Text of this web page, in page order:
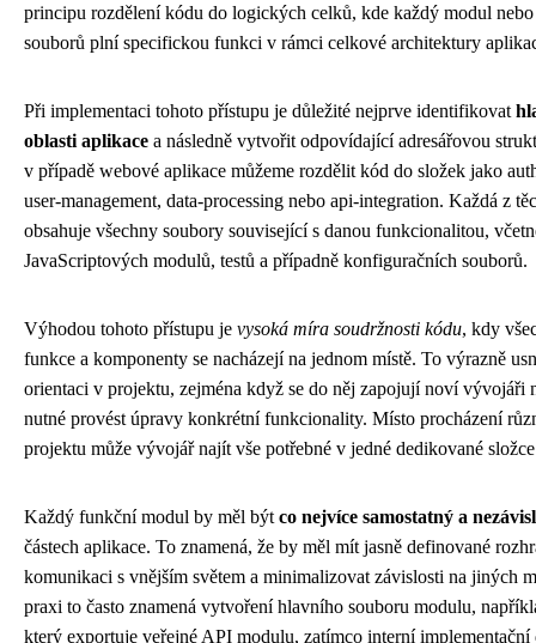
principu rozdělení kódu do logických celků, kde každý modul
souborů plní specifickou funkci v rámci celkové architektury
Při implementaci tohoto přístupu je důležité nejprve identifikovat
oblasti aplikace a následně vytvořit odpovídající adresářovou
v případě webové aplikace můžeme rozdělit kód do složek jako
user-management, data-processing nebo api-integration. Každá z
obsahuje všechny soubory související s danou funkcionalitou,
JavaScriptových modulů, testů a případně konfiguračních souborů.
Výhodou tohoto přístupu je vysoká míra soudržnosti kódu, kdy
funkce a komponenty se nacházejí na jednom místě. To výrazně
orientaci v projektu, zejména když se do něj zapojují noví vývojáři
nutné provést úpravy konkrétní funkcionality. Místo procházení
projektu může vývojář najít vše potřebné v jedné dedikované
Každý funkční modul by měl být co nejvíce samostatný a
částech aplikace. To znamená, že by měl mít jasně definované
komunikaci s vnějším světem a minimalizovat závislosti na jiných
praxi to často znamená vytvoření hlavního souboru modulu,
který exportuje veřejné API modulu, zatímco interní implementační